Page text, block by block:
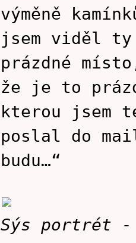
výměně
jsem viděl
prázdné
že je to
kterou jsem
poslal do
budu…“
Sýs portrét -